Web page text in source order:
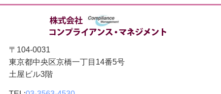
〒104-0031
東京都中央区京橋一丁目14番5号
土屋ビル3階